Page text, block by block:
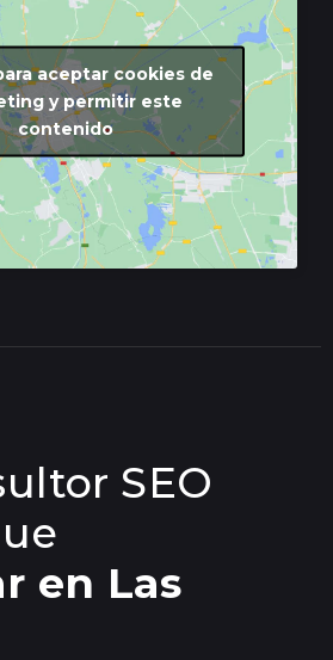
aceptar cookies de
y permitir este
contenido
SEO
en Las